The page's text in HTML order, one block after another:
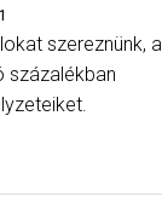
szereznünk, a
százalékban